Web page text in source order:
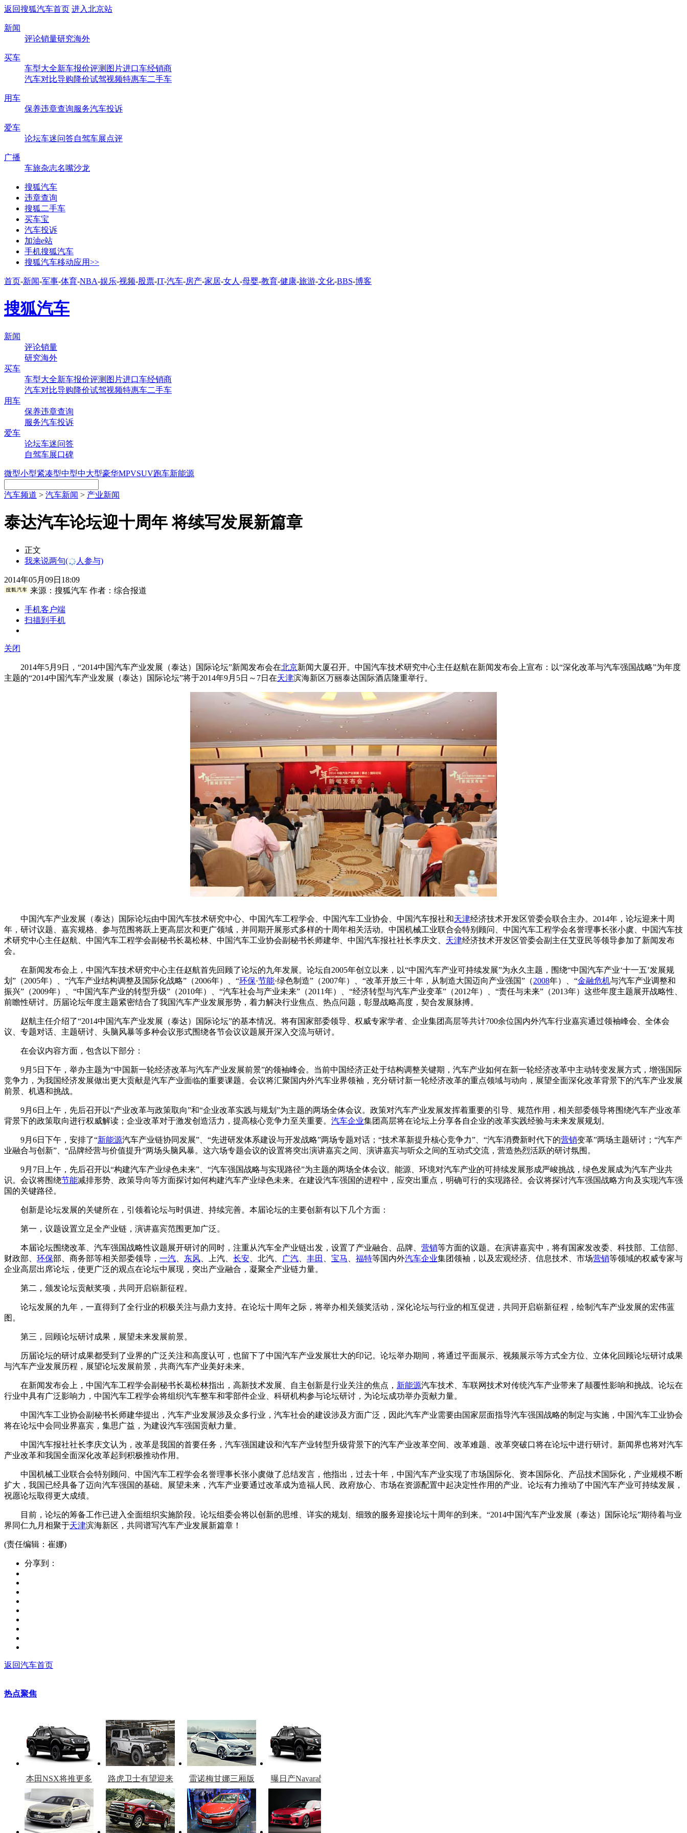
返回搜狐汽车首页 进入北京站
新闻
评论销量研究海外
买车
车型大全新车报价评测 图片进口车经销商
汽车对比导购降价试驾视频特惠车二手车
用车
保养违章查询服务汽车投诉
爱车
论坛车迷问答自驾车展点评
广播
车旅杂志名嘴沙龙
搜狐汽车
违章查询
搜狐二手车
买车宝
汽车投诉
加油e站
手机搜狐汽车
搜狐汽车移动应用>>
首页-新闻-军事-体育-NBA-娱乐-视频-股票-IT-汽车-房产-家居-女人 -母婴-教育-健康-旅游-文化-BBS-博客
搜狐汽车
新闻
评论销量
研究海外
买车
车型大全新车报价评测 图片进口车经销商
汽车对比导购降价试驾视频特惠车二手车
用车
保养违章查询
服务汽车投诉
爱车
论坛车迷问答
自驾车展口碑
微型小型紧凑型中型中大型豪华MPVSUV跑车新能源
汽车频道 > 汽车新闻 > 产业新闻
泰达汽车论坛迎十周年 将续写发展新篇章
正文
我来说两句( 人参与)
2014年05月09日18:09
来源： 搜狐汽车作者：综合报道
手机客户端
扫描到手机
关闭
2014年5月9日，“2014中国汽车产业发展（泰达）国际论坛”新闻发布会在北京新闻大厦召开。中国汽车技术研究中心主任赵航在新闻发布会上宣布：以“深化改革与汽车强国战略”为年度
主题的“2014中国汽车产业发展（泰达）国际论坛”将于2014年9月5日～7日在天津滨海新区万丽泰达国际酒店隆重举行。
中国汽车产业发展（泰达）国际论坛由中国汽车技术研究中心、中国汽车工程学会、中国汽车工业协会、中国汽车报社和天津经济技术开发区管委会联合主办。2014年，论坛迎来十周
年，研讨议题、嘉宾规格、参与范围将跃上更高层次和更广领域，并同期开展形式多样的十周年相关活动。中国机械工业联合会特别顾问、中国汽车工程学会名誉理事长张小虞、中国汽车技
术研究中心主任赵航、中国汽车工程学会副秘书长葛松林、中国汽车工业协会副秘书长师建华、中国汽车报社社长李庆文、 天津经济技术开发区管委会副主任艾亚民等领导参加了新闻发布
会。
在新闻发布会上，中国汽车技术研究中心主任赵航首先回顾了论坛的九年发展。论坛自2005年创立以来，以“中国汽车产业可持续发展”为永久主题，围绕“中国汽车产业‘十一五’发展规
划”（2005年）、“汽车产业结构调整及国际化战略”（2006年）、“环保·节能·绿色制造”（2007年）、“改革开放三十年，从制造大国迈向产业强国”（2008年）、“金融危机与汽车产业调整和
振兴”（2009年）、“中国汽车产业的转型升级”（2010年）、“汽车社会与产业未来”（2011年）、“经济转型与汽车产业变革”（2012年）、“责任与未来”（2013年）这些年度主题展开战略性、
前瞻性研讨。历届论坛年度主题紧密结合了我国汽车产业发展形势，着力解决行业焦点、热点问题，彰显战略高度，契合发展脉搏。
赵航主任介绍了“2014中国汽车产业发展（泰达）国际论坛”的基本情况。将有国家部委领导、权威专家学者、企业集团高层等共计700余位国内外汽车行业嘉宾通过领袖峰会、全体会
议、专题对话、主题研讨、头脑风暴等多种会议形式围绕各节会议议题展开深入交流与研讨。
在会议内容方面，包含以下部分：
9月5日下午，举办主题为“中国新一轮经济改革与汽车产业发展前景”的领袖峰会。当前中国经济正处于结构调整关键期，汽车产业如何在新一轮经济改革中主动转变发展方式，增强国际
竞争力，为我国经济发展做出更大贡献是汽车产业面临的重要课题。会议将汇聚国内外汽车业界领袖，充分研讨新一轮经济改革的重点领域与动向，展望全面深化改革背景下的汽车产业发展
前景、机遇和挑战。
9月6日上午，先后召开以“产业改革与政策取向”和“企业改革实践与规划”为主题的两场全体会议。政策对汽车产业发展发挥着重要的引导、规范作用，相关部委领导将围绕汽车产业改革
背景下的政策取向进行权威解读；企业改革对于激发创造活力，提高核心竞争力至关重要。 汽车企业集团高层将在论坛上分享各自企业的改革实践经验与未来发展规划。
9月6日下午，安排了“新能源汽车产业链协同发展”、“先进研发体系建设与开发战略”两场专题对话；“技术革新提升核心竞争力”、“汽车消费新时代下的营销变革”两场主题研讨；“汽车产
业融合与创新”、“品牌经营与价值提升”两场头脑风暴。这六场专题会议的设置将突出演讲嘉宾之间、演讲嘉宾与听众之间的互动式交流，营造热烈活跃的研讨氛围。
9月7日上午，先后召开以“构建汽车产业绿色未来”、“汽车强国战略与实现路径”为主题的两场全体会议。能源、环境对汽车产业的可持续发展形成严峻挑战，绿色发展成为汽车产业共
识。会议将围绕节能减排形势、政策导向等方面探讨如何构建汽车产业绿色未来。在建设汽车强国的进程中，应突出重点，明确可行的实现路径。会议将探讨汽车强国战略方向及实现汽车强
国的关键路径。
创新是论坛发展的关键所在，引领着论坛与时俱进、持续完善。本届论坛的主要创新有以下几个方面：
第一，议题设置立足全产业链，演讲嘉宾范围更加广泛。
本届论坛围绕改革、汽车强国战略性议题展开研讨的同时，注重从汽车全产业链出发，设置了产业融合、品牌、 营销等方面的议题。在演讲嘉宾中，将有国家发改委、科技部、工信部、
财政部、 环保部、商务部等相关部委领导， 一汽 东风 、上汽、 长安 、北汽、 广汽 丰田 宝马 福特等国内外汽车企业集团领袖，以及宏观经济、信息技术、市场营销等领域的权威专家与
企业高层出席论坛，使更广泛的观点在论坛中展现，突出产业融合，凝聚全产业链力量。
第二，颁发论坛贡献奖项，共同开启崭新征程。
论坛发展的九年，一直得到了全行业的积极关注与鼎力支持。在论坛十周年之际，将举办相关颁奖活动，深化论坛与行业的相互促进，共同开启崭新征程，绘制汽车产业发展的宏伟蓝
图。
第三，回顾论坛研讨成果，展望未来发展前景。
历届论坛的研讨成果都受到了业界的广泛关注和高度认可，也留下了中国汽车产业发展壮大的印记。论坛举办期间，将通过平面展示、视频展示等方式全方位、立体化回顾论坛研讨成果
与汽车产业发展历程，展望论坛发展前景，共商汽车产业美好未来。
在新闻发布会上，中国汽车工程学会副秘书长葛松林指出，高新技术发展、自主创新是行业关注的焦点， 新能源汽车技术、车联网技术对传统汽车产业带来了颠覆性影响和挑战。论坛在
行业中具有广泛影响力，中国汽车工程学会将组织汽车整车和零部件企业、科研机构参与论坛研讨，为论坛成功举办贡献力量。
中国汽车工业协会副秘书长师建华提出，汽车产业发展涉及众多行业，汽车社会的建设涉及方面广泛，因此汽车产业需要由国家层面指导汽车强国战略的制定与实施，中国汽车工业协会
将在论坛中会同业界嘉宾，集思广益，为建设汽车强国贡献力量。
中国汽车报社社长李庆文认为，改革是我国的首要任务，汽车强国建设和汽车产业转型升级背景下的汽车产业改革空间、改革难题、改革突破口将在论坛中进行研讨。新闻界也将对汽车
产业改革和我国全面深化改革起到积极推动作用。
中国机械工业联合会特别顾问、中国汽车工程学会名誉理事长张小虞做了总结发言，他指出，过去十年，中国汽车产业实现了市场国际化、资本国际化、产品技术国际化，产业规模不断
扩大，我国已经具备了迈向汽车强国的基础。展望未来，汽车产业要通过改革成为造福人民、政府放心、市场在资源配置中起决定性作用的产业。论坛有力推动了中国汽车产业可持续发展，
祝愿论坛取得更大成绩。
目前，论坛的筹备工作已进入全面组织实施阶段。论坛组委会将以创新的思维、详实的规划、细致的服务迎接论坛十周年的到来。“2014中国汽车产业发展（泰达）国际论坛”期待着与业
界同仁九月相聚于天津滨海新区，共同谱写汽车产业发展新篇章！
(责任编辑：崔娜)
分享到：
返回汽车首页
热点聚焦
本田NSX将推更多
车型
路虎卫士有望迎来
复产
雷诺梅甘娜三厢版
官图
曝日产Navara限量